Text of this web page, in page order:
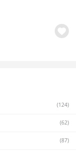
(124)
(62)
(87)